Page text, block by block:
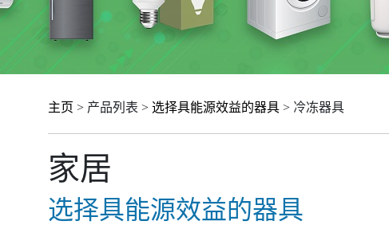
主页 > 产品列表 > 选择具能源效益的器具 > 冷冻器具
家居
选择具能源效益的器具